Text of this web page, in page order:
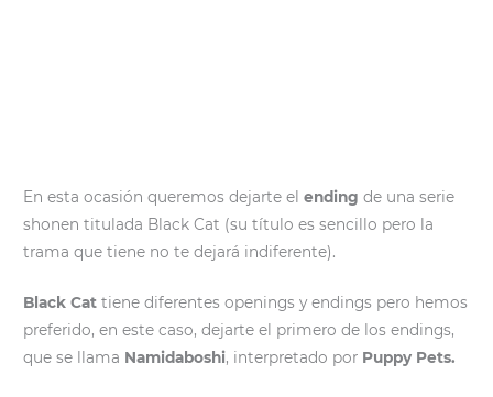
En esta ocasión queremos dejarte el ending de una serie
shonen titulada Black Cat (su título es sencillo pero la
trama que tiene no te dejará indiferente).
Black Cat tiene diferentes openings y endings pero hemos
preferido, en este caso, dejarte el primero de los endings,
que se llama Namidaboshi, interpretado por Puppy Pets.